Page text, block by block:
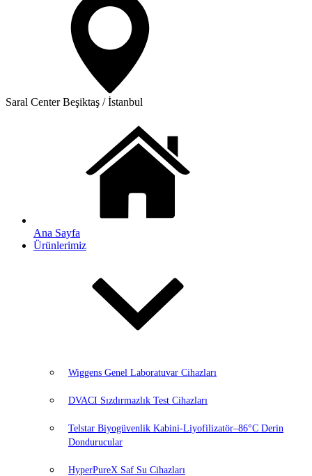
Saral CenterBeşiktaş / İstanbul
Ana Sayfa
Ürünlerimiz
Wiggens Genel Laboratuvar Cihazları
DVACI Sızdırmazlık Test Cihazları
Telstar Biyogüvenlik Kabini-Liyofilizatör–86°C Derin
Dondurucular
HyperPureX Saf Su Cihazları